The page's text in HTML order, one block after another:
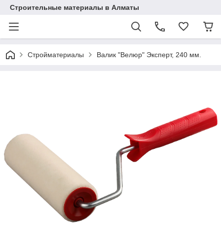
Строительные материалы в Алматы
Стройматериалы Валик "Велюр" Эксперт, 240 мм.